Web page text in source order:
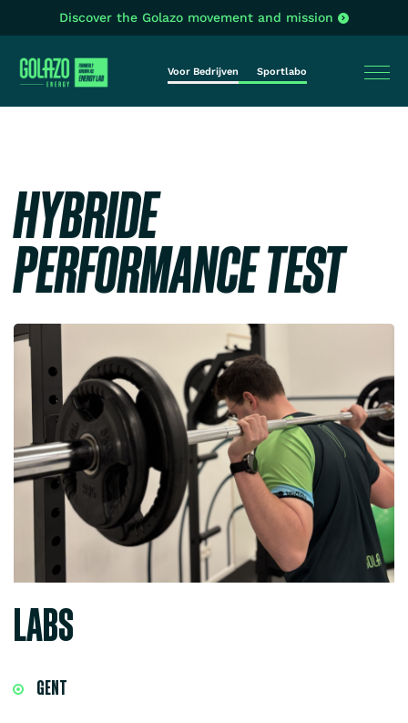
Discover the Golazo movement and mission
Voor Bedrijven Sportlabo
HYBRIDE
PERFORMANCE TEST
LABS
GENT